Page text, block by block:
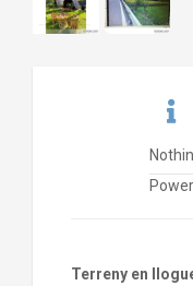
Terreny en